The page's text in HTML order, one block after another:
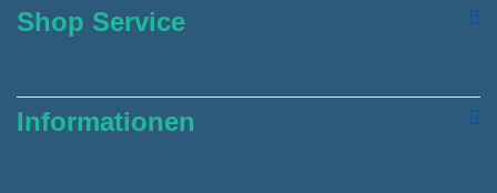
Shop Service
Informationen